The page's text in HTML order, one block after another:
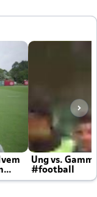
Ung vs.
#football